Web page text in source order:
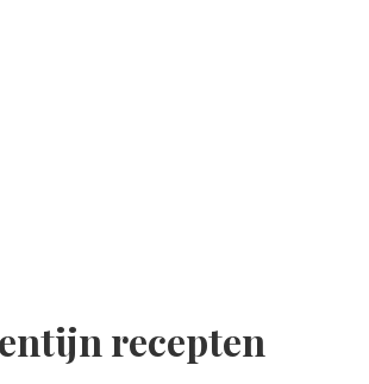
recepten